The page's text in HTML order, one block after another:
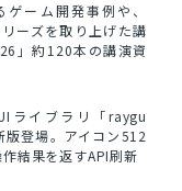
ゲーム開発事例や、
リーズを取り上げた講
」約120本の講演資
ライブラリ「raygu
登場。アイコン512
結果を返すAPI刷新